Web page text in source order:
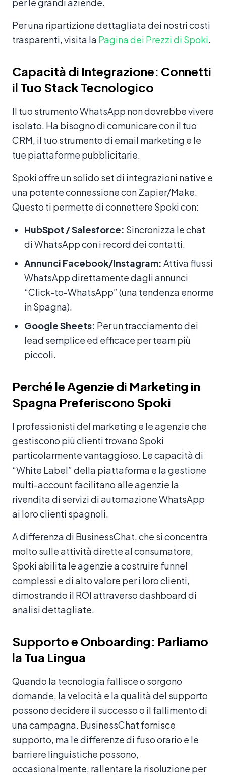
per le grandi aziende.
Per una ripartizione dettagliata dei nostri costi
trasparenti, visita la Pagina dei Prezzi di Spoki.
Capacità di Integrazione: Connetti
il Tuo Stack Tecnologico
Il tuo strumento WhatsApp non dovrebbe vivere
isolato. Ha bisogno di comunicare con il tuo
CRM, il tuo strumento di email marketing e le
tue piattaforme pubblicitarie.
Spoki offre un solido set di integrazioni native e
una potente connessione con Zapier/Make.
Questo ti permette di connettere Spoki con:
HubSpot / Salesforce: Sincronizza le chat
di WhatsApp con i record dei contatti.
Annunci Facebook/Instagram: Attiva flussi
WhatsApp direttamente dagli annunci
“Click-to-WhatsApp” (una tendenza enorme
in Spagna).
Google Sheets: Per un tracciamento dei
lead semplice ed efficace per team più
piccoli.
Perché le Agenzie di Marketing in
Spagna Preferiscono Spoki
I professionisti del marketing e le agenzie che
gestiscono più clienti trovano Spoki
particolarmente vantaggioso. Le capacità di
“White Label” della piattaforma e la gestione
multi-account facilitano alle agenzie la
rivendita di servizi di automazione WhatsApp
ai loro clienti spagnoli.
A differenza di BusinessChat, che si concentra
molto sulle attività dirette al consumatore,
Spoki abilita le agenzie a costruire funnel
complessi e di alto valore per i loro clienti,
dimostrando il ROI attraverso dashboard di
analisi dettagliate.
Supporto e Onboarding: Parliamo
la Tua Lingua
Quando la tecnologia fallisce o sorgono
domande, la velocità e la qualità del supporto
possono decidere il successo o il fallimento di
una campagna. BusinessChat fornisce
supporto, ma le differenze di fuso orario e le
barriere linguistiche possono,
occasionalmente, rallentare la risoluzione per